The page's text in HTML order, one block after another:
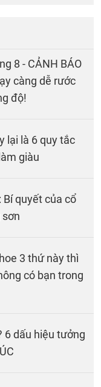
8 - CẢNH BÁO
càng dễ rước
độ!
lại là 6 quy tắc
giàu
quyết của cổ
3 thứ này thì
có bạn trong
6 dấu hiệu tưởng